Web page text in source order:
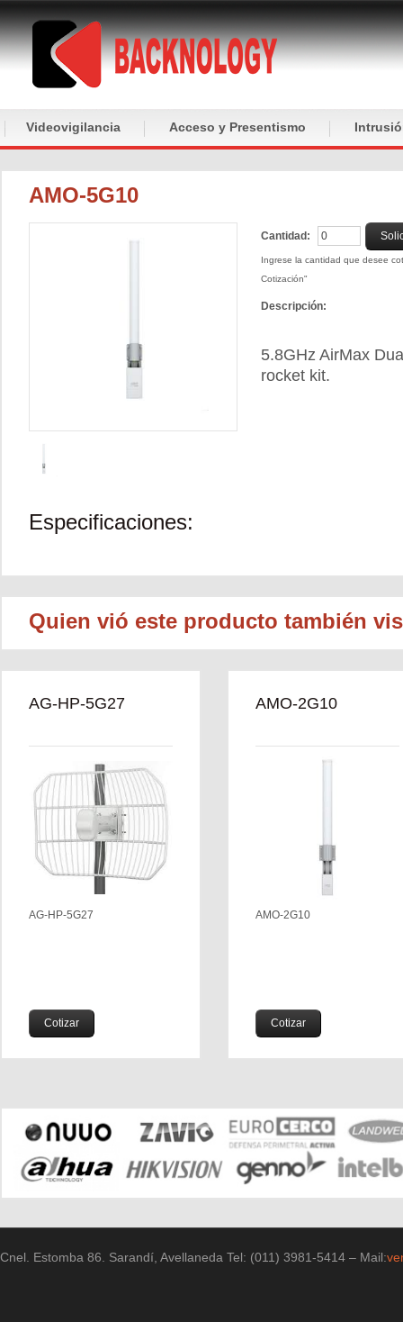
Videovigilancia Acceso y Presentismo
AMO-5G10
Cantidad:
Ingrese la cantidad que desee
Cotización"
Descripción:
5.8GHz AirMax
rocket kit.
Especificaciones:
Quien vió este producto también
AG-HP-5G27
AG-HP-5G27
Cotizar
AMO-2G10
AMO-2G10
Cotizar
Cnel. Estomba 86. Sarandí, Avellaneda Tel: (011) 3981-5414 – Mail: